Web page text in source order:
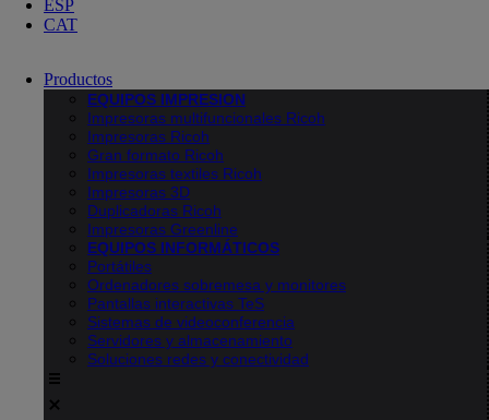
ESP
CAT
Productos
EQUIPOS IMPRESION
Impresoras multifuncionales Ricoh
Impresoras Ricoh
Gran formato Ricoh
Impresoras textiles Ricoh
Impresoras 3D
Duplicadoras Ricoh
Impresoras Greenline
EQUIPOS INFORMÁTICOS
Portátiles
Ordenadores sobremesa y monitores
Pantallas interactivas TeS
Sistemas de videoconferencia
Servidores y almacenamiento
Soluciones redes y conectividad